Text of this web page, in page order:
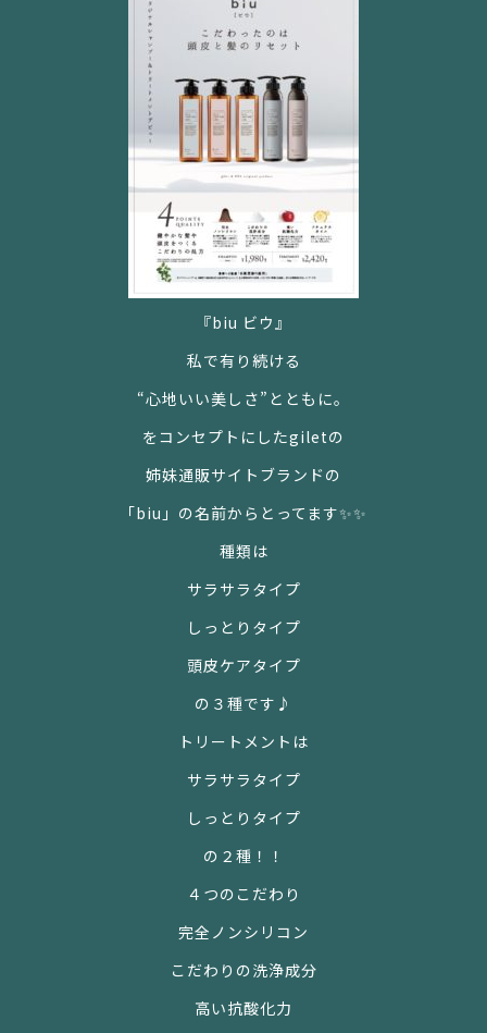
『biu ビウ』
私で有り続ける
“心地いい美しさ” とともに。
をコンセプトにしたgiletの
姉妹通販サイトブランドの
「biu 」の名前からとってます✨✨
種類は
サラサラタイプ
しっとりタイプ
頭皮ケアタイプ
の３ 種です♪
トリートメントは
サラサラタイプ
しっとりタイプ
の２ 種！！
４つのこだわり
完全ノンシリコン
こだわりの洗浄成分
高い抗酸化力